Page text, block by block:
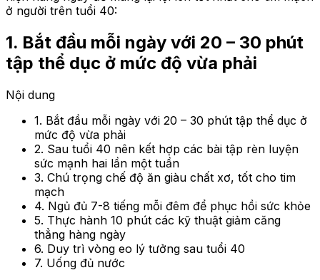
ở người trên tuổi 40:
1. Bắt đầu mỗi ngày với 20 – 30 phút
tập thể dục ở mức độ vừa phải
Nội dung
1. Bắt đầu mỗi ngày với 20 – 30 phút tập thể dục ở
mức độ vừa phải
2. Sau tuổi 40 nên kết hợp các bài tập rèn luyện
sức mạnh hai lần một tuần
3. Chú trọng chế độ ăn giàu chất xơ, tốt cho tim
mạch
4. Ngủ đủ 7-8 tiếng mỗi đêm để phục hồi sức khỏe
5. Thực hành 10 phút các kỹ thuật giảm căng
thẳng hàng ngày
6. Duy trì vòng eo lý tưởng sau tuổi 40
7. Uống đủ nước